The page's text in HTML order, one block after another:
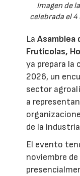
Imagen de
celebrada el
LaAsamblea
Frutícolas,
ya prepara la
2026, un
sector
a
de la
El evento
noviembre